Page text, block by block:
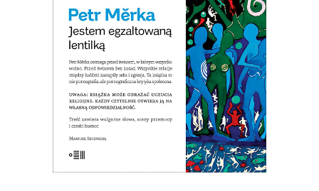
E-BOOK DO KOSZYKA
fiction o dewiantach, horror erotyczny,
pornograficzna krytyka społeczna. Ta
książką wprawiła w zdumienie nawet
czeskich czytelników!